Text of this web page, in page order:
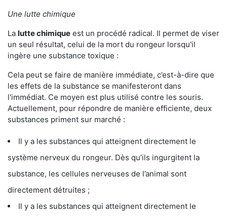
Une lutte chimique
La lutte chimique est un procédé radical. Il permet de viser
un seul résultat, celui de la mort du rongeur lorsqu'il
ingère une substance toxique :
Cela peut se faire de manière immédiate, c’est-à-dire que
les effets de la substance se manifesteront dans
l'immédiat. Ce moyen est plus utilisé contre les souris.
Actuellement, pour répondre de manière efficiente, deux
substances priment sur marché :
Il y a les substances qui atteignent directement le
système nerveux du rongeur. Dès qu’ils ingurgitent la
substance, les cellules nerveuses de l’animal sont
directement détruites ;
Il y a les substances qui atteignent directement le